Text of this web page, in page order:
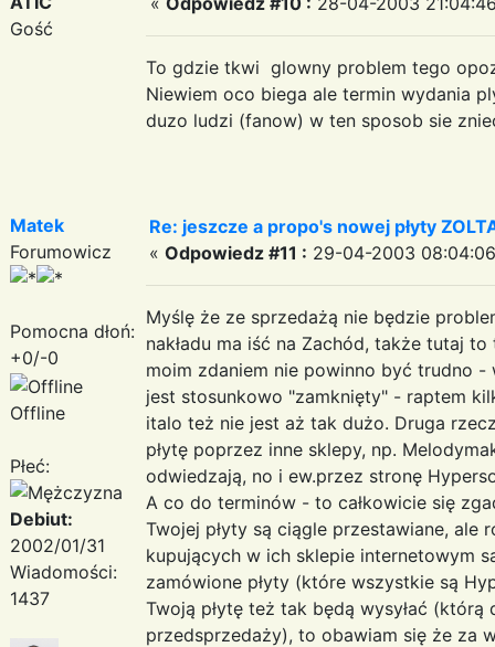
Gość
To gdzie tkwi glowny problem tego
Niewiem oco biega ale termin wydania
duzo ludzi (fanow) w ten sposob sie
Matek
Forumowicz
Pomocna dłoń:
+0/-0
Offline
Płeć:
Debiut:
2002/01/31
Wiadomości:
1437
Re: jeszcze a propo's nowej płyty
« Odpowiedz #11 : 29-04-2003
Myślę że ze sprzedażą nie będzie
nakładu ma iść na Zachód, także tutaj
moim zdaniem nie powinno być trudno
jest stosunkowo "zamknięty" - raptem
italo też nie jest aż tak dużo. Druga
płytę poprzez inne sklepy, np.
odwiedzają, no i ew.przez stronę
A co do terminów - to całkowicie się
Twojej płyty są ciągle przestawiane, ale
kupujących w ich sklepie internetowym
zamówione płyty (które wszystkie są
Twoją płytę też tak będą wysyłać
przedsprzedaży), to obawiam się że za